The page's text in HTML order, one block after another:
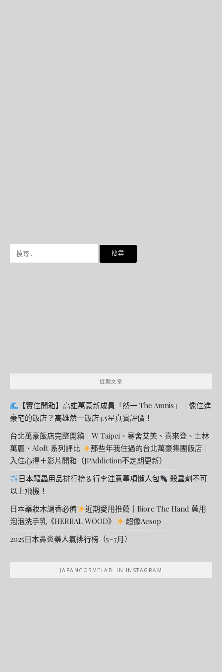
近期文章
【實住開箱】高雄萬豪新成員「然一 The Amnis」｜像住進
豪宅的飯店？高雄然一飯店4.5星真實評價！
台北萬豪飯店完整開箱｜W Taipei、寒舍艾美、喜來登、士林
萬麗、Aloft 系列評比
那些年我住過的台北萬豪集團飯店｜
入住心得＋影片開箱（JPAddiction不定期更新）
日本驅蟲用品排行榜＆行李注意事項懶人包
殺蟲劑不可
以上飛機！
日本藥妝木調香必備
近期愛用推薦｜Biore The Hand 藥用
泡泡洗手乳《HERBAL WOOD》
超像Aesop
2025日本鼻炎藥人氣排行榜（5–7月）
JAPANCOSMELAB. IN INSTAGRAM